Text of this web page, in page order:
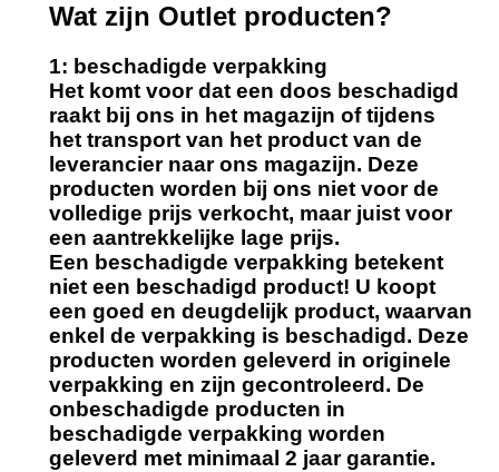
Wat zijn Outlet producten?
1: beschadigde verpakking
Het komt voor dat een doos beschadigd
raakt bij ons in het magazijn of tijdens
het transport van het product van de
leverancier naar ons magazijn. Deze
producten worden bij ons niet voor de
volledige prijs verkocht, maar juist voor
een aantrekkelijke lage prijs.
Een beschadigde verpakking betekent
niet een beschadigd product! U koopt
een goed en deugdelijk product, waarvan
enkel de verpakking is beschadigd. Deze
producten worden geleverd in originele
verpakking en zijn gecontroleerd. De
onbeschadigde producten in
beschadigde verpakking worden
geleverd met minimaal 2 jaar garantie.